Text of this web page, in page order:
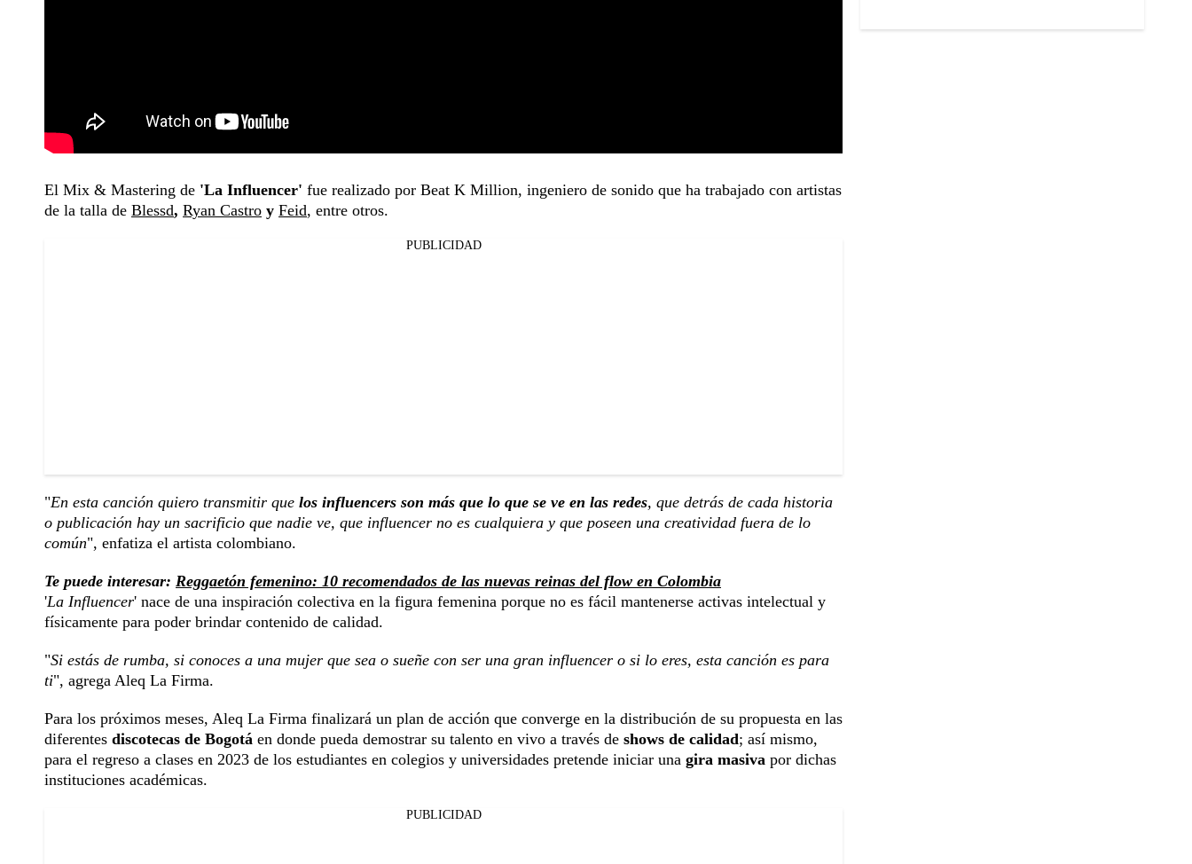
El Mix & Mastering de 'La Influencer' fue realizado por Beat K Million, ingeniero de sonido que ha trabajado con artistas
de la talla de Blessd, Ryan Castro y Feid, entre otros.
PUBLICIDAD
"En esta canción quiero transmitir que los influencers son más que lo que se ve en las redes, que detrás de cada historia
o publicación hay un sacrificio que nadie ve, que influencer no es cualquiera y que poseen una creatividad fuera de lo
común", enfatiza el artista colombiano.
Te puede interesar: Reggaetón femenino: 10 recomendados de las nuevas reinas del flow en Colombia
'La Influencer' nace de una inspiración colectiva en la figura femenina porque no es fácil mantenerse activas intelectual y
físicamente para poder brindar contenido de calidad.
"Si estás de rumba, si conoces a una mujer que sea o sueñe con ser una gran influencer o si lo eres, esta canción es para
ti", agrega Aleq La Firma.
Para los próximos meses, Aleq La Firma finalizará un plan de acción que converge en la distribución de su propuesta en las
diferentes discotecas de Bogotá en donde pueda demostrar su talento en vivo a través de shows de calidad; así mismo,
para el regreso a clases en 2023 de los estudiantes en colegios y universidades pretende iniciar una gira masiva por dichas
instituciones académicas.
PUBLICIDAD